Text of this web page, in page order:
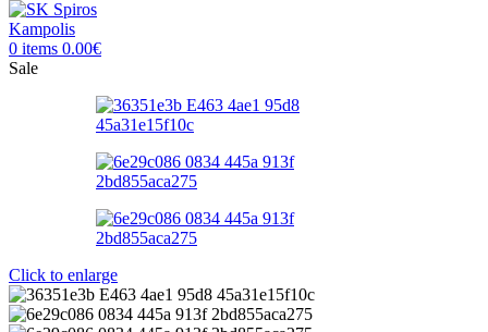
0 items 0.00€
Sale
Click to enlarge